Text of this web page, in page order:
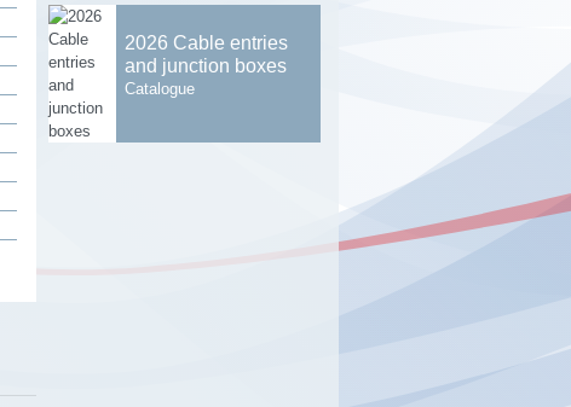
2026 Cable entries
and junction boxes
Catalogue